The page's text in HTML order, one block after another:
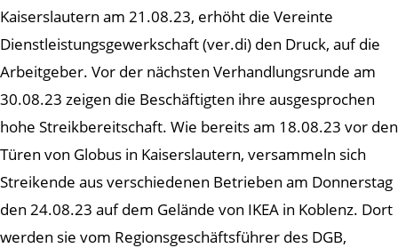
Kaiserslautern am 21.08.23, erhöht die Vereinte
Dienstleistungsgewerkschaft (ver.di) den Druck, auf die
Arbeitgeber. Vor der nächsten Verhandlungsrunde am
30.08.23 zeigen die Beschäftigten ihre ausgesprochen
hohe Streikbereitschaft. Wie bereits am 18.08.23 vor den
Türen von Globus in Kaiserslautern, versammeln sich
Streikende aus verschiedenen Betrieben am Donnerstag
den 24.08.23 auf dem Gelände von IKEA in Koblenz. Dort
werden sie vom Regionsgeschäftsführer des DGB,